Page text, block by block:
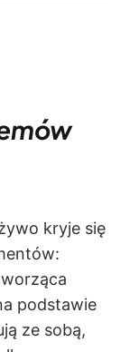
kryje się
podstawie
ze sobą,